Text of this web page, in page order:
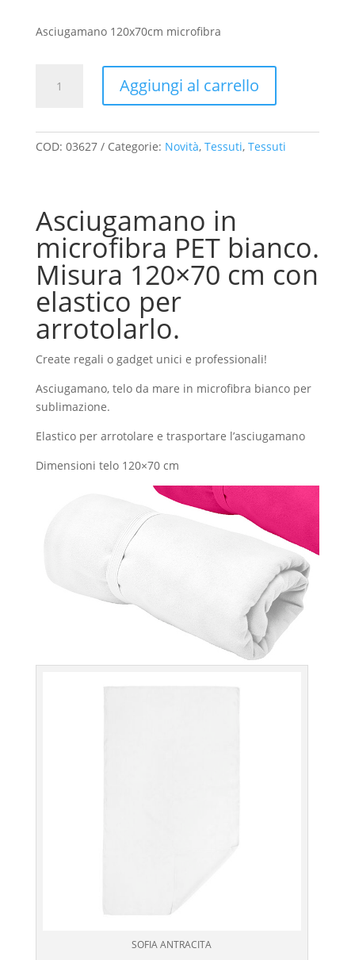
Asciugamano 120x70cm microfibra
Asciugamano
microfibra
bianco
elastico
quantità
Aggiungi al carrello
COD: 03627 Categorie: Novità, Tessuti, Tessuti
Asciugamano in
microfibra PET bianco.
Misura 120×70 cm con
elastico per
arrotolarlo.
Create regali o gadget unici e professionali!
Asciugamano, telo da mare in microfibra bianco per
sublimazione.
Elastico per arrotolare e trasportare l’asciugamano
Dimensioni telo 120×70 cm
SOFIA ANTRACITA